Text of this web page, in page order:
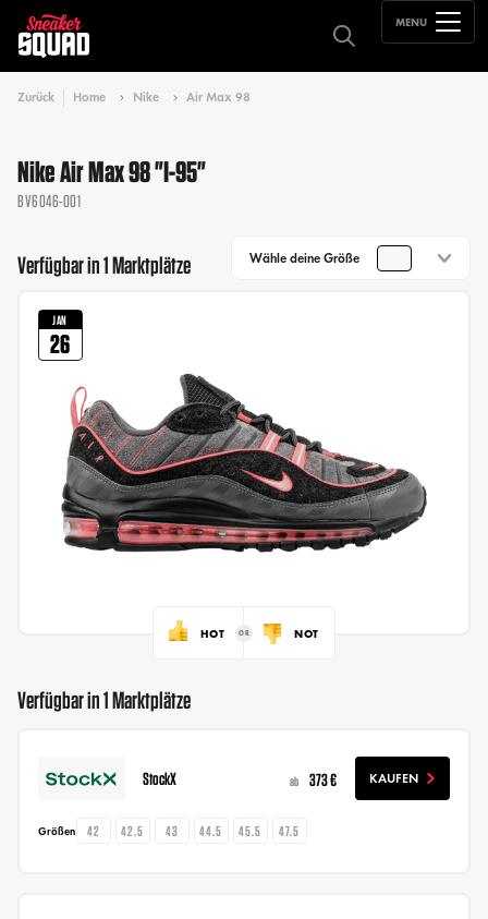
MENU
Zurück Home Nike Air Max 98
Nike Air Max 98 "I-95"
BV6046-001
Verfügbar in 1 Marktplätze Wähle deine Größe
JAN
26
HOT NOT
Verfügbar in 1 Marktplätze
StockX ab 373 € KAUFEN
Größen 42 42.5 43 44.5 45.5 47.5